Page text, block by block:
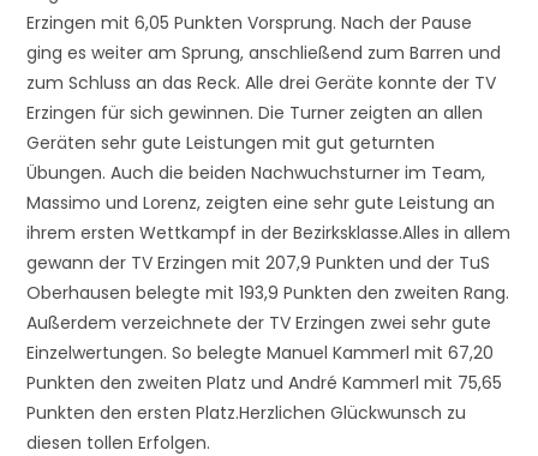
Erzingen mit 6,05 Punkten Vorsprung. Nach der Pause
ging es weiter am Sprung, anschließend zum Barren und
zum Schluss an das Reck. Alle drei Geräte konnte der TV
Erzingen für sich gewinnen. Die Turner zeigten an allen
Geräten sehr gute Leistungen mit gut geturnten
Übungen. Auch die beiden Nachwuchsturner im Team,
Massimo und Lorenz, zeigten eine sehr gute Leistung an
ihrem ersten Wettkampf in der Bezirksklasse.Alles in allem
gewann der TV Erzingen mit 207,9 Punkten und der TuS
Oberhausen belegte mit 193,9 Punkten den zweiten Rang.
Außerdem verzeichnete der TV Erzingen zwei sehr gute
Einzelwertungen. So belegte Manuel Kammerl mit 67,20
Punkten den zweiten Platz und André Kammerl mit 75,65
Punkten den ersten Platz.Herzlichen Glückwunsch zu
diesen tollen Erfolgen.